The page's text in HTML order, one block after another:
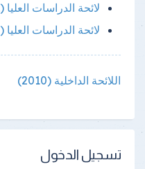
لائحة الدراسات العليا (1)
لائحة الدراسات العليا (2)
اللائحة الداخلية (2010)
تسجيل الدخول